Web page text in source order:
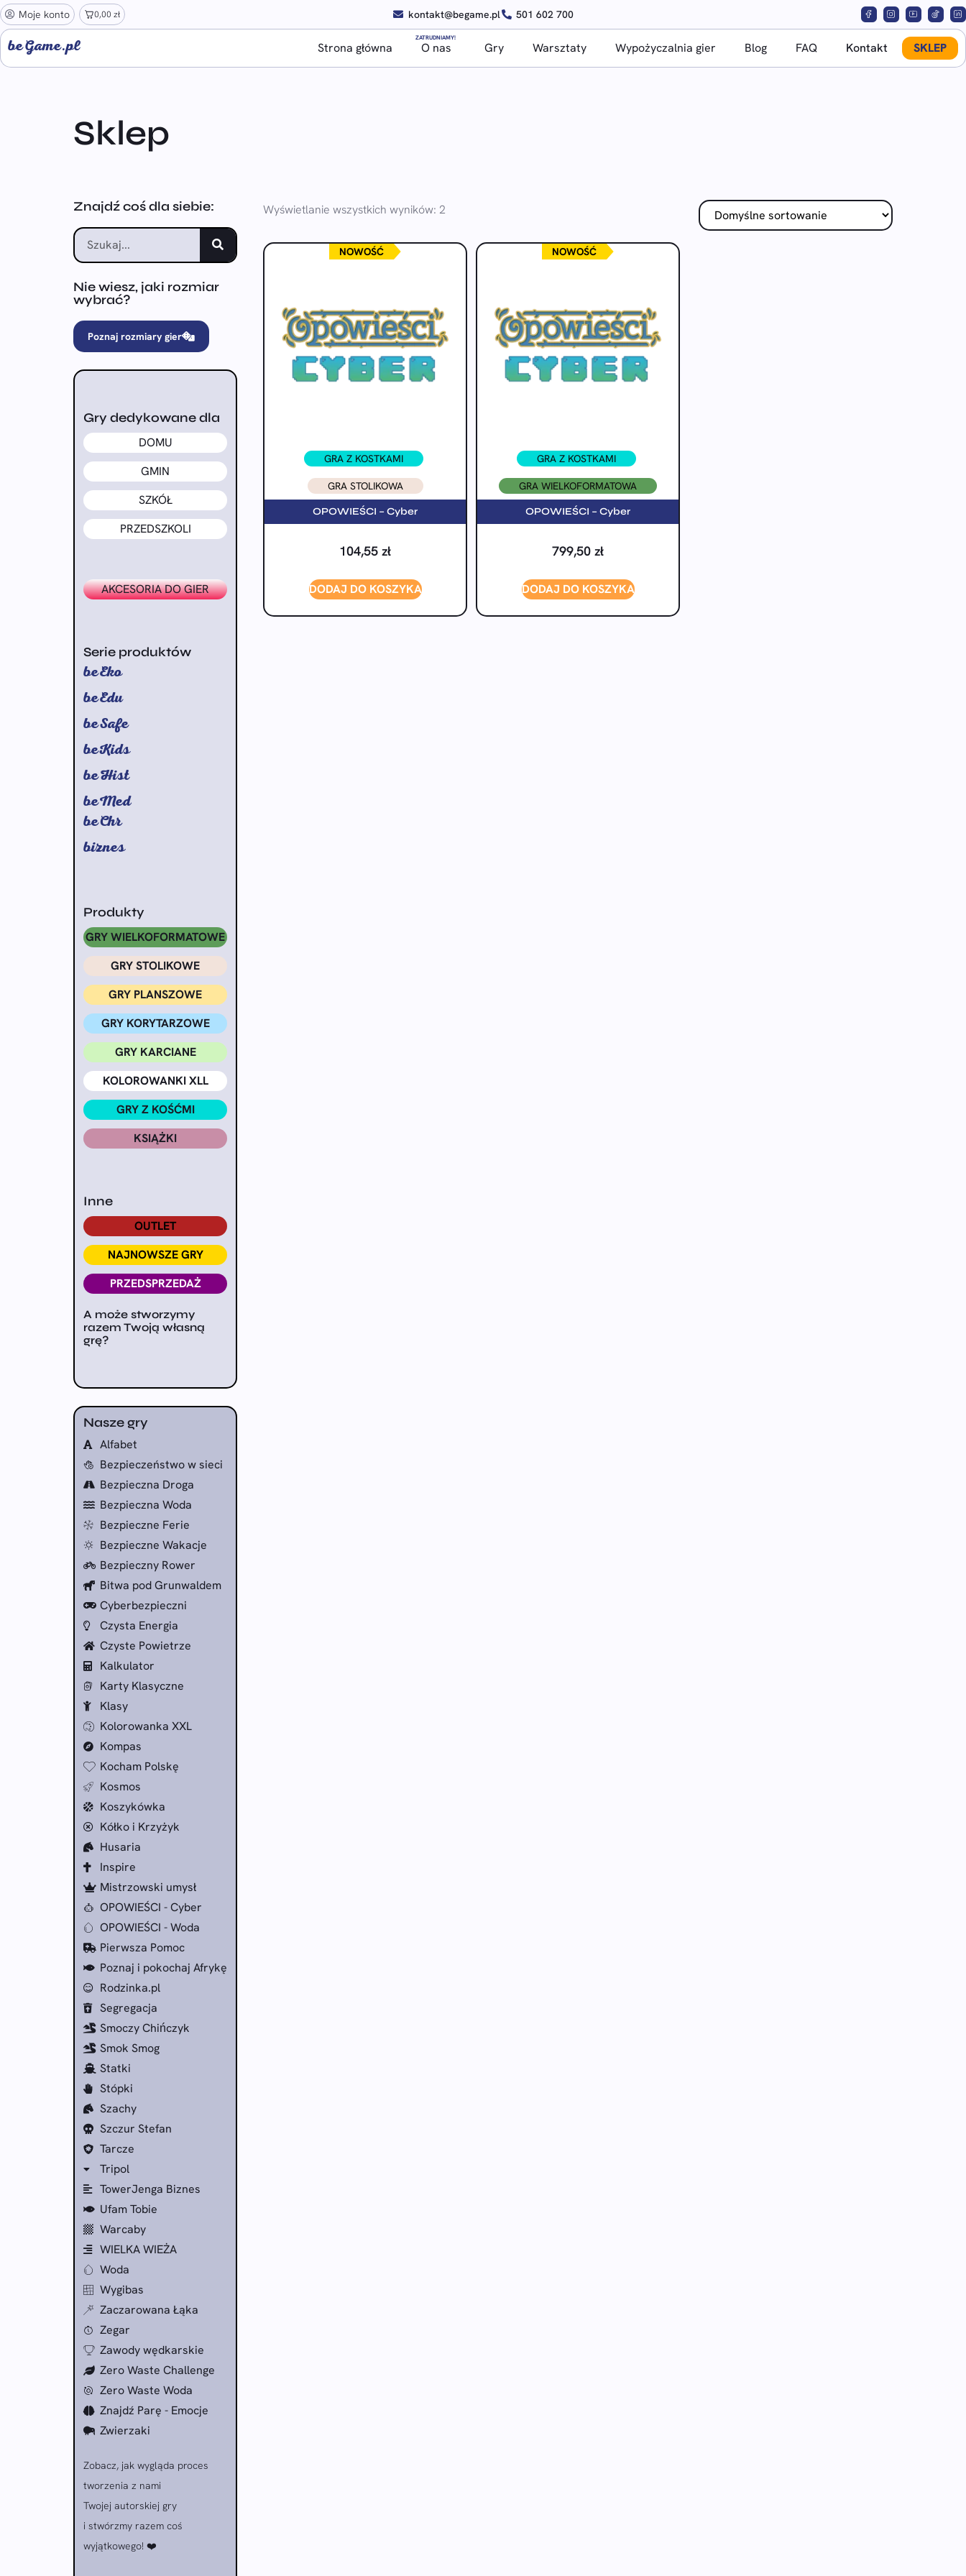
Moje konto 0,00 zł kontakt@begame.pl 501 602 700
beGame.pl Strona główna O nas
ZATRUDNIAMY!
Gry Warsztaty Wypożyczalnia gier Blog FAQ Kontakt SKLEP
Sklep
Znajdź coś dla siebie:
Nie wiesz, jaki rozmiar
wybrać?
Poznaj rozmiary gier
Gry dedykowane dla
DOMU
GMIN
SZKÓŁ
PRZEDSZKOLI
AKCESORIA DO GIER
Serie produktów
beEko
beEdu
beSafe
beKids
beHist
beMed
beChr
biznes
Produkty
GRY WIELKOFORMATOWE
GRY STOLIKOWE
GRY PLANSZOWE
GRY KORYTARZOWE
GRY KARCIANE
KOLOROWANKI XLL
GRY Z KOŚĆMI
KSIĄŻKI
Inne
OUTLET
NAJNOWSZE GRY
PRZEDSPRZEDAŻ
A może stworzymy
razem Twoją własną
grę?
Nasze gry
Alfabet
Bezpieczeństwo w sieci
Bezpieczna Droga
Bezpieczna Woda
Bezpieczne Ferie
Bezpieczne Wakacje
Bezpieczny Rower
Bitwa pod Grunwaldem
Cyberbezpieczni
Czysta Energia
Czyste Powietrze
Kalkulator
Karty Klasyczne
Klasy
Kolorowanka XXL
Kompas
Kocham Polskę
Kosmos
Koszykówka
Kółko i Krzyżyk
Husaria
Inspire
Mistrzowski umysł
OPOWIEŚCI - Cyber
OPOWIEŚCI - Woda
Pierwsza Pomoc
Poznaj i pokochaj Afrykę
Rodzinka.pl
Segregacja
Smoczy Chińczyk
Smok Smog
Statki
Stópki
Szachy
Szczur Stefan
Tarcze
Tripol
TowerJenga Biznes
Ufam Tobie
Warcaby
WIELKA WIEŻA
Woda
Wygibas
Zaczarowana Łąka
Zegar
Zawody wędkarskie
Zero Waste Challenge
Zero Waste Woda
Znajdź Parę - Emocje
Zwierzaki
Zobacz, jak wygląda proces
tworzenia z nami
Twojej autorskiej gry
i stwórzmy razem coś
wyjątkowego! ❤️
Wyświetlanie wszystkich wyników: 2
NOWOŚĆ
GRA Z KOSTKAMI
GRA STOLIKOWA
OPOWIEŚCI – Cyber
104,55 zł
DODAJ DO KOSZYKA
NOWOŚĆ
GRA Z KOSTKAMI
GRA WIELKOFORMATOWA
OPOWIEŚCI – Cyber
799,50 zł
DODAJ DO KOSZYKA